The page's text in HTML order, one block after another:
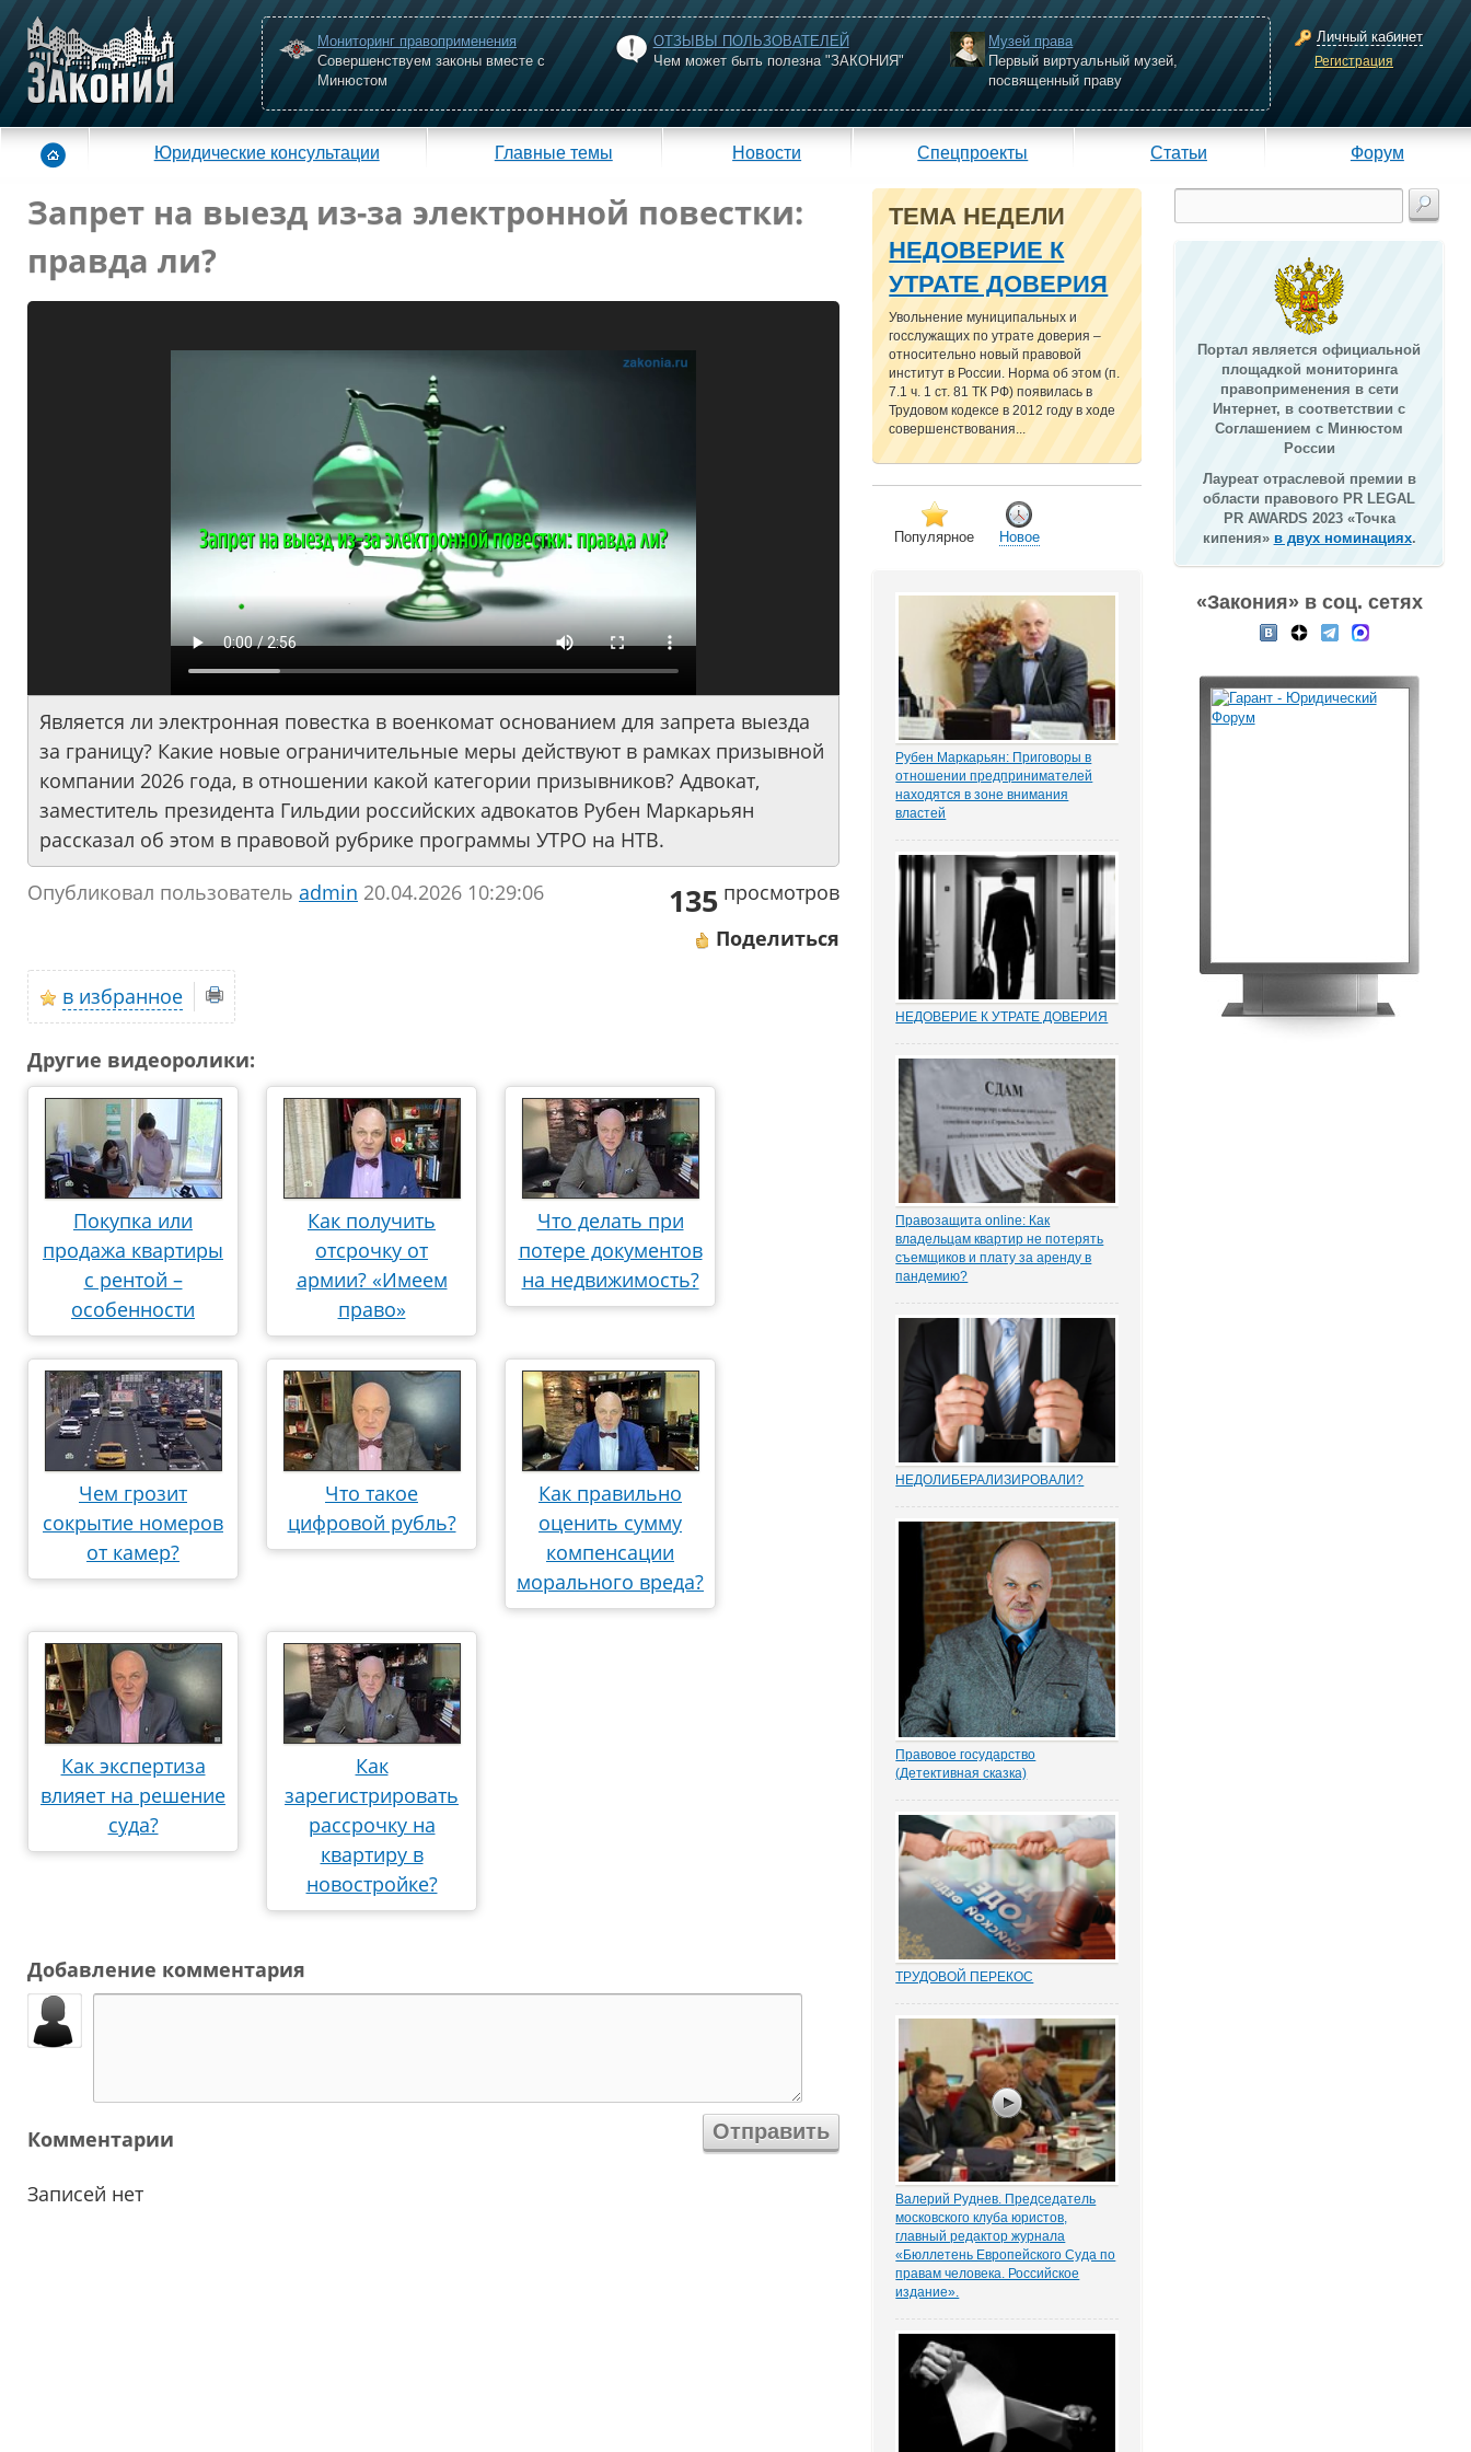
Мониторинг правоприменения
Совершенствуем законы вместе с
Минюстом
ОТЗЫВЫ ПОЛЬЗОВАТЕЛЕЙ
Чем может быть полезна "ЗАКОНИЯ"
Музей права
Первый виртуальный музей,
посвященный праву
Личный кабинет
Регистрация
Юридические консультации Главные темы Новости Спецпроекты Статьи Форум
Запрет на выезд из-за электронной повестки:
правда ли?
Является ли электронная повестка в военкомат основанием для запрета выезда
за границу? Какие новые ограничительные меры действуют в рамках призывной
компании 2026 года, в отношении какой категории призывников? Адвокат,
заместитель президента Гильдии российских адвокатов Рубен Маркарьян
рассказал об этом в правовой рубрике программы УТРО на НТВ.
135 просмотров
Опубликовал пользователь аdmin 20.04.2026 10:29:06
Поделиться
в избранное
Другие видеоролики:
Покупка или
продажа квартиры
с рентой –
особенности
Как получить
отсрочку от
армии? «Имеем
право»
Что делать при
потере документов
на недвижимость?
Чем грозит
сокрытие номеров
от камер?
Что такое
цифровой рубль?
Как правильно
оценить сумму
компенсации
морального вреда?
Как экспертиза
влияет на решение
суда?
Как
зарегистрировать
рассрочку на
квартиру в
новостройке?
Добавление комментария
Комментарии
Записей нет
ТЕМА НЕДЕЛИ
НЕДОВЕРИЕ К
УТРАТЕ ДОВЕРИЯ
Увольнение муниципальных и
госслужащих по утрате доверия –
относительно новый правовой
институт в России. Норма об этом (п.
7.1 ч. 1 ст. 81 ТК РФ) появилась в
Трудовом кодексе в 2012 году в ходе
совершенствования...
Популярное Новое
Рубен Маркарьян: Приговоры в
отношении предпринимателей
находятся в зоне внимания
властей
известном читателям ЭСМИ
«ЗАКОНИЯ» из журналистского
расследования «Пермский
захват». Владелец сети заправок...
НЕДОВЕРИЕ К УТРАТЕ ДОВЕРИЯ
относительно новый правовой
институт в России. Норма об этом
(п. 7.1 ч. 1 ст. 81 ТК РФ) появилась в
Трудовом кодексе в 2012 году в
ходе совершенствования...
Правозащита online: Как
владельцам квартир не потерять
съемщиков и плату за аренду в
пандемию?
спроса, отметила в интервью
порталу «ЗАКОНИЯ» главный
юрисконсульт проектов судебной
практики Ольга Старых.
НEДОЛИБЕРАЛИЗИРОВАЛИ?
судебную систему следует
усовершенствовать, и она не
защищает частную собственность.
Данные декабрьского опроса
привел портал Право.ру. Более...
Правовое государство
(Детективная сказка)
надругался над покойной. Не ты? -
грозно спросил Воевода.
Добрыня исподлобья бросил на
Воеводу удивлённый взгляд.
- Я был...
ТРУДОВОЙ ПЕРЕКОС
стороны – работника вот уже
почти 15 лет является одним из
общих мест правосудия. Причем,
зафиксированным
непосредственно в нормах закона.
Например,...
Валерий Руднев. Председатель
московского клуба юристов,
главный редактор журнала
«Бюллетень Европейского Суда по
правам человека. Российское
издание».
законов, по мнению Председателя
московского клуба юристов,
Валерия Руднева. Это явление
нужно искоренять, возможно,
путем возвращения советской
практики отчетности.
Портал является официальной
площадкой мониторинга
правоприменения в сети
Интернет, в соответствии с
Соглашением с Минюстом
России
Лауреат отраслевой премии в
области правового PR LEGAL
PR AWARDS 2023 «Точка
кипения» в двух номинациях.
«Закония» в соц. сетях